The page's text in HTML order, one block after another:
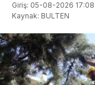
Giriş: 05-08-2026 17:08
Kaynak: BULTEN